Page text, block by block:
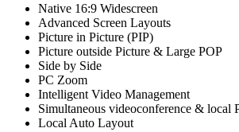
Native 16:9 Widescreen
Advanced Screen Layouts
Picture in Picture (PIP)
Picture outside Picture & Large POP
Side by Side
PC Zoom
Intelligent Video Management
Simultaneous videoconference & local
Local Auto Layout